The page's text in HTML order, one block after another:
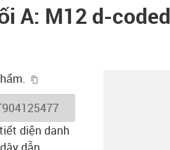
A: M12 d-
lieferzeit
diện danh
dẫn